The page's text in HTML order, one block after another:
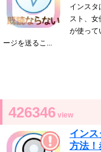
インスタ
スト、女
が使って
ージを送るこ...
426346 view
イン
方法！